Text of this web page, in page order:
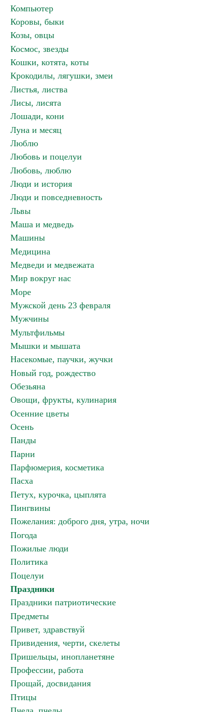
Компьютер
Коровы, быки
Козы, овцы
Космос, звезды
Кошки, котята, коты
Крокодилы, лягушки, змеи
Листья, листва
Лисы, лисята
Лошади, кони
Луна и месяц
Люблю
Любовь и поцелуи
Любовь, люблю
Люди и история
Люди и повседневность
Львы
Маша и медведь
Машины
Медицина
Медведи и медвежата
Мир вокруг нас
Море
Мужской день 23 февраля
Мужчины
Мультфильмы
Мышки и мышата
Насекомые, паучки, жучки
Новый год, рождество
Обезьяна
Овощи, фрукты, кулинария
Осенние цветы
Осень
Панды
Парни
Парфюмерия, косметика
Пасха
Петух, курочка, цыплята
Пингвины
Пожелания: доброго дня, утра, ночи
Погода
Пожилые люди
Политика
Поцелуи
Праздники
Праздники патриотические
Предметы
Привет, здравствуй
Привидения, черти, скелеты
Пришельцы, инопланетяне
Профессии, работа
Прощай, досвидания
Птицы